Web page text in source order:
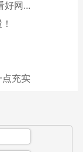
好网...
充实